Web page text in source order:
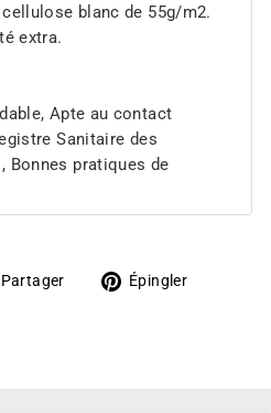
blanc de 55g/m2.
extra.
Apte au contact
Sanitaire des
Bonnes pratiques de
Partager
TweeterÉpingler